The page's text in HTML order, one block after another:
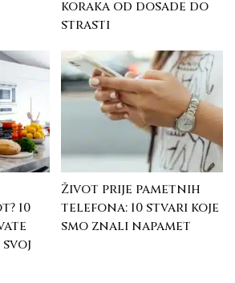
koraka od dosade do
strasti
10
svoj
Život prije pametnih
telefona: 10 stvari koje
smo znali napamet